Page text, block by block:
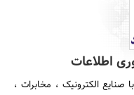
اطلاعات
الکترونیک ، مخابرات ،